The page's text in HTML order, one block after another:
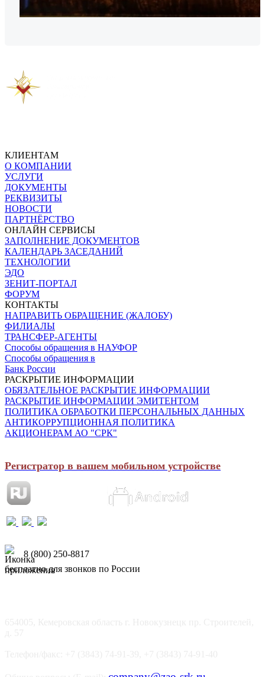
КЛИЕНТАМ
О КОМПАНИИ
УСЛУГИ
ДОКУМЕНТЫ
РЕКВИЗИТЫ
НОВОСТИ
ПАРТНЁРСТВО
ОНЛАЙН СЕРВИСЫ
ЗАПОЛНЕНИЕ ДОКУМЕНТОВ
КАЛЕНДАРЬ ЗАСЕДАНИЙ
ТЕХНОЛОГИИ
ЭДО
ЗЕНИТ-ПОРТАЛ
ФОРУМ
КОНТАКТЫ
НАПРАВИТЬ ОБРАЩЕНИЕ (ЖАЛОБУ)
ФИЛИАЛЫ
ТРАНСФЕР-АГЕНТЫ
Способы обращения в НАУФОР
Способы обращения в
Банк России
РАСКРЫТИЕ ИНФОРМАЦИИ
ОБЯЗАТЕЛЬНОЕ РАСКРЫТИЕ ИНФОРМАЦИИ
РАСКРЫТИЕ ИНФОРМАЦИИ ЭМИТЕНТОМ
ПОЛИТИКА ОБРАБОТКИ ПЕРСОНАЛЬНЫХ ДАННЫХ
АНТИКОРРУПЦИОННАЯ ПОЛИТИКА
АКЦИОНЕРАМ АО "СРК"
Регистратор в вашем мобильном устройстве
8 (800) 250-8817
бесплатно для звонков по России